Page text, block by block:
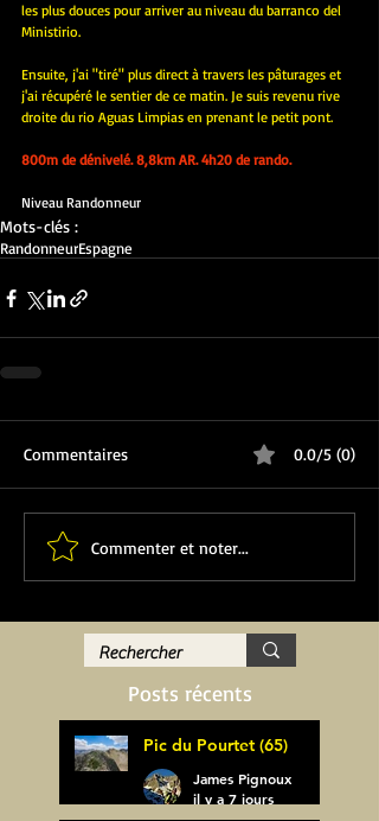
les plus douces pour arriver au niveau du barranco del
Ministirio.
Ensuite, j'ai "tiré" plus direct à travers les pâturages et
j'ai récupéré le sentier de ce matin. Je suis revenu rive
droite du rio Aguas Limpias en prenant le petit pont.
800m de dénivelé. 8,8km AR. 4h20 de rando.
Niveau Randonneur
Mots-clés :
RandonneurEspagne
Commentaires 0.0/5 (0)
Commenter et noter...
Posts récents
Pic du Pourtet (65)
James Pignoux
il y a 7 jours